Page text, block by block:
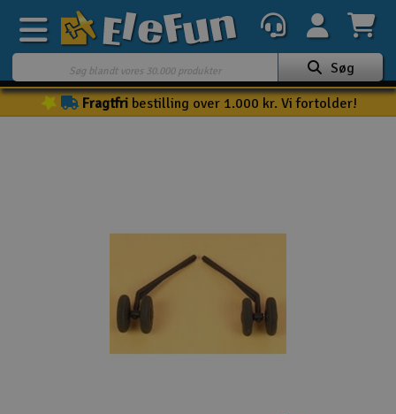
Ugens tilbud
Batteri & ladere
Søg
Fragtfribestilling over 1.000 kr. Vi fortolder!